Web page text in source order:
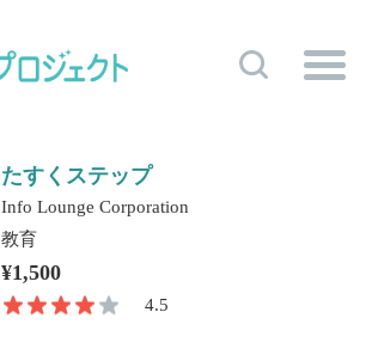
たすくステップ
Info Lounge Corporation
教育
¥1,500
4.5